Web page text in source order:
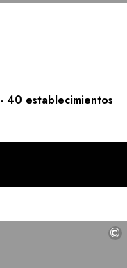
- 40 establecimientos
©